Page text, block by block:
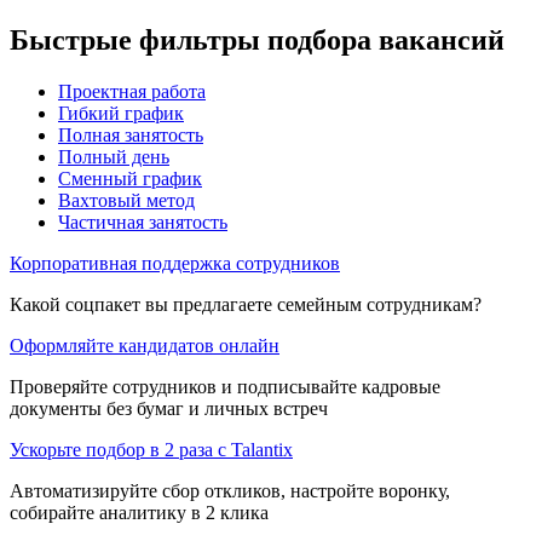
Быстрые фильтры подбора вакансий
Проектная работа
Гибкий график
Полная занятость
Полный день
Сменный график
Вахтовый метод
Частичная занятость
Корпоративная поддержка сотрудников
Какой соцпакет вы предлагаете семейным сотрудникам?
Оформляйте кандидатов онлайн
Проверяйте сотрудников и подписывайте кадровые
документы без бумаг и личных встреч
Ускорьте подбор в 2 раза с Talantix
Автоматизируйте сбор откликов, настройте воронку,
собирайте аналитику в 2 клика